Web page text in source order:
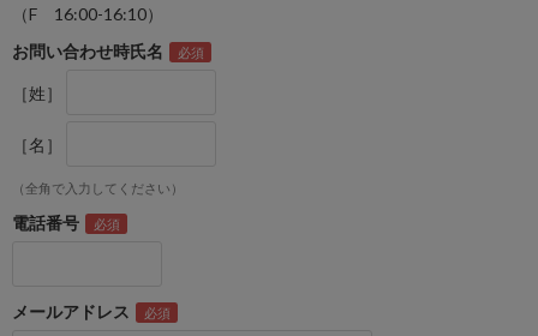
（F 16:00-16:10）
お問い合わせ時氏名
［姓］
［名］
（全角で入力してください）
電話番号
メールアドレス